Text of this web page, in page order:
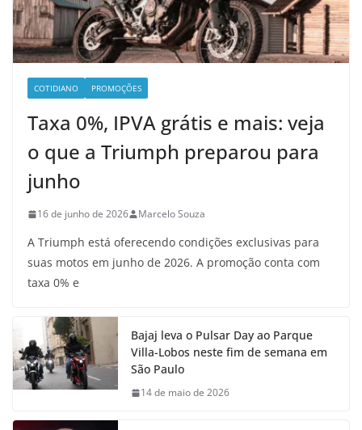
COTIDIANO PROMOÇÕES
Taxa 0%, IPVA grátis e mais: veja
o que a Triumph preparou para
junho
16 de junho de 2026 Marcelo Souza
A Triumph está oferecendo condições exclusivas para
suas motos em junho de 2026. A promoção conta com
taxa 0% e
Bajaj leva o Pulsar Day ao Parque
Villa-Lobos neste fim de semana em
São Paulo
14 de maio de 2026